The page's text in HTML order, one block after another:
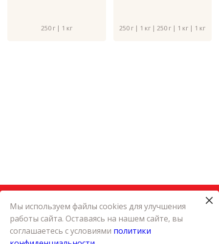
250 г | 1 кг 250 г | 1 кг | 250 г | 1 кг | 1 кг
КАТАЛОГ
КАРЬЕРА
Мы используем файлы cookies для улучшения
работы сайта. Оставаясь на нашем сайте, вы
соглашаетесь с условиями политики